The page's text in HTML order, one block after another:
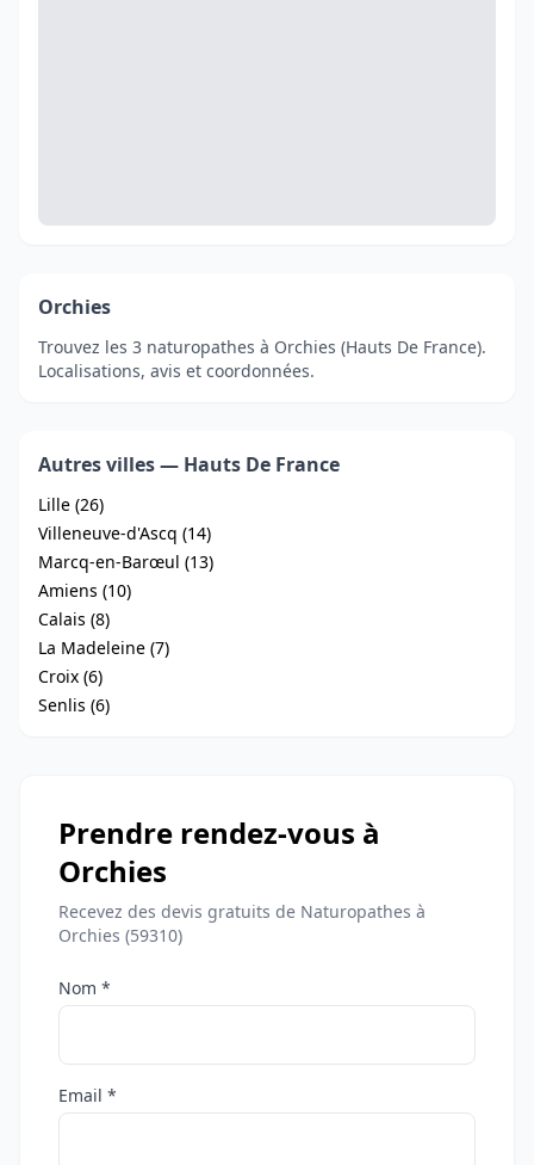
Orchies
Trouvez les 3 naturopathes à Orchies (Hauts De France).
Localisations, avis et coordonnées.
Autres villes — Hauts De France
Lille (26)
Villeneuve-d'Ascq (14)
Marcq-en-Barœul (13)
Amiens (10)
Calais (8)
La Madeleine (7)
Croix (6)
Senlis (6)
Prendre rendez-vous à
Orchies
Recevez des devis gratuits de Naturopathes à
Orchies (59310)
Nom *
Email *